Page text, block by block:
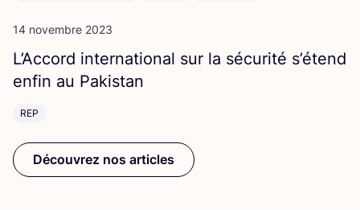
14 novembre 2023
L’Ac­cord inter­na­tio­nal sur la sécu­ri­té s’é­tend
enfin au Pakistan
REP
Découvrez nos articles